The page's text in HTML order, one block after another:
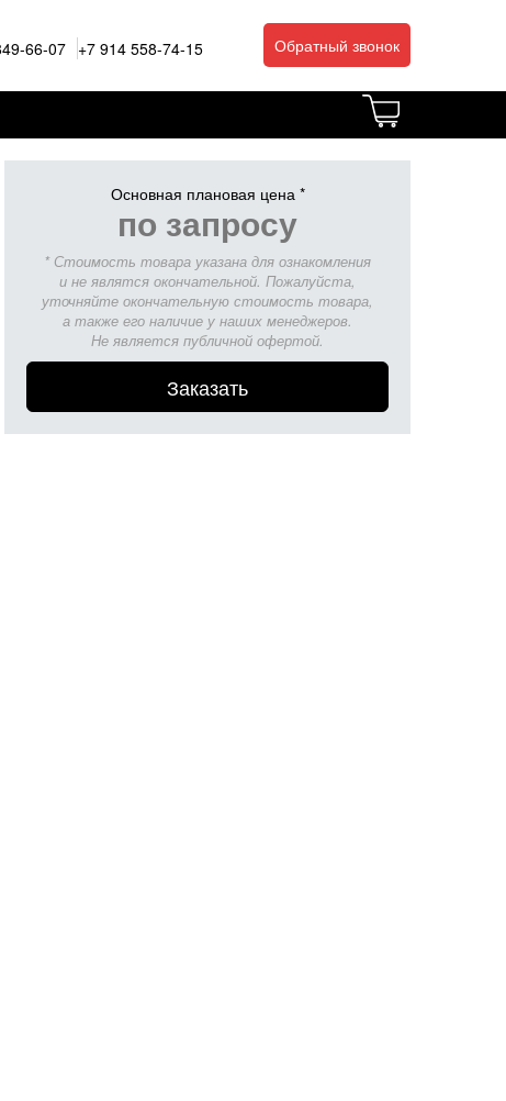
66-07 +7 914 558-74-15 Обратный звонок
Основная плановая цена *
по запросу
* Стоимость товара указана для ознакомления
и не являтся окончательной. Пожалуйста,
уточняйте окончательную стоимость товара,
а также его наличие у наших менеджеров.
Не является публичной офертой.
Заказать